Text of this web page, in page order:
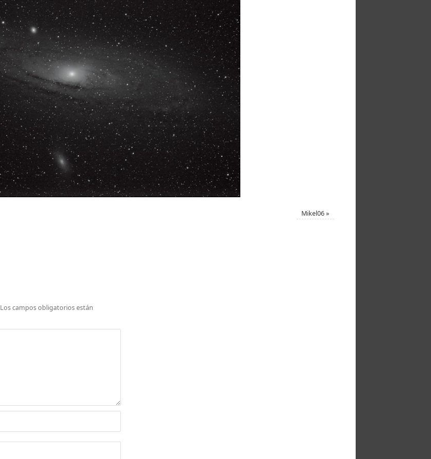
Mikel06»
Los campos obligatorios están